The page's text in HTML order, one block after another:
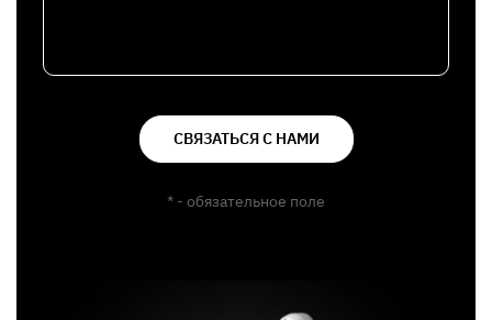
СВЯЗАТЬСЯ С НАМИ
* - обязательное поле